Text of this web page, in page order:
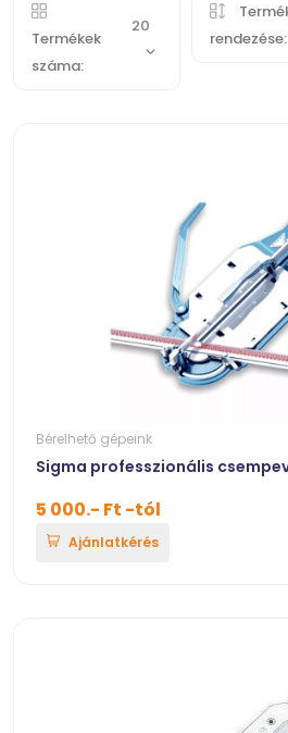
Termékek
száma:
20
rendezése:
Bérelhető gépeink
Sigma professzionális
5 000.- Ft -tól
Ajánlatkérés